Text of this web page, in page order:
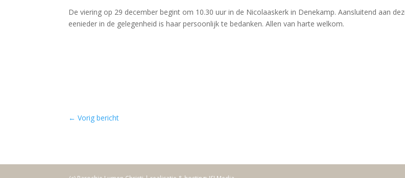
De viering op 29 december begint om 10.30 uur in de Nicolaaskerk in Denekamp. Aansluitend aan
eenieder in de gelegenheid is haar persoonlijk te bedanken. Allen van harte welkom.
←Vorig bericht